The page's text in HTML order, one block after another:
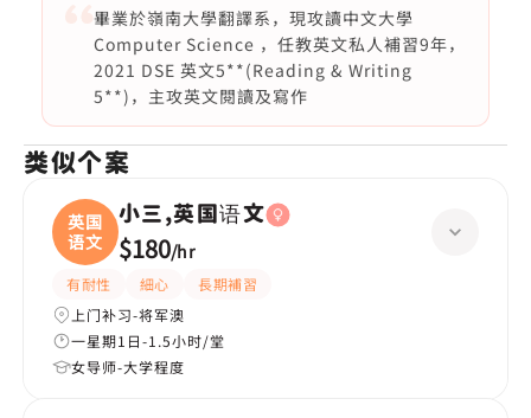
畢業於嶺南大學翻譯系，現攻讀中文大學
Computer Science ，任教英文私人補習9年，
2021 DSE 英文5**(Reading & Writing
5**)，主攻英文閱讀及寫作
类似个案
英国
语文
小三,英国语文
$180/hr
有耐性 細心
長期補習
上门补习-将军澳
一星期1日-1.5小时/堂
女导师-大学程度